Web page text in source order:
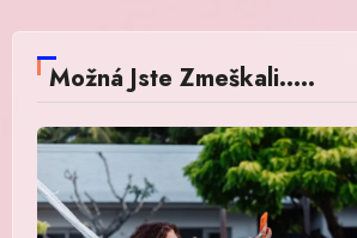
Možná Jste Zmeškali.....